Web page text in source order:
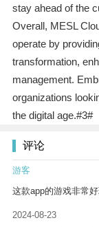
stay ahead of the
Overall, MESL
operate by
transformation,
management.
organizations
the digital age.#3#
评论
游客
这款app的游戏非常
2024-08-23